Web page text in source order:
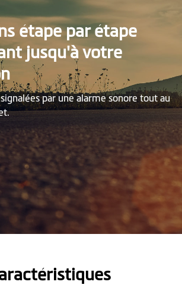
étape par étape
jusqu'à votre
par une alarme sonore tout au